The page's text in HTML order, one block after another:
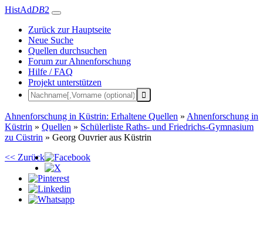
HistAdDB2
Zurück zur Hauptseite
Neue Suche
Quellen durchsuchen
Forum zur Ahnenforschung
Hilfe / FAQ
Projekt unterstützen
Ahnenforschung in Küstrin: Erhaltene Quellen » Ahnenforschung in
Küstrin » Quellen » Schülerliste Raths- und Friedrichs-Gymnasium
zu Cüstrin » Georg Ouvrier aus Küstrin
<< Zurück